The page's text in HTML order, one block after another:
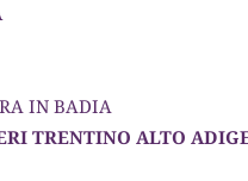
IN BADIA
TRENTINO ALTO